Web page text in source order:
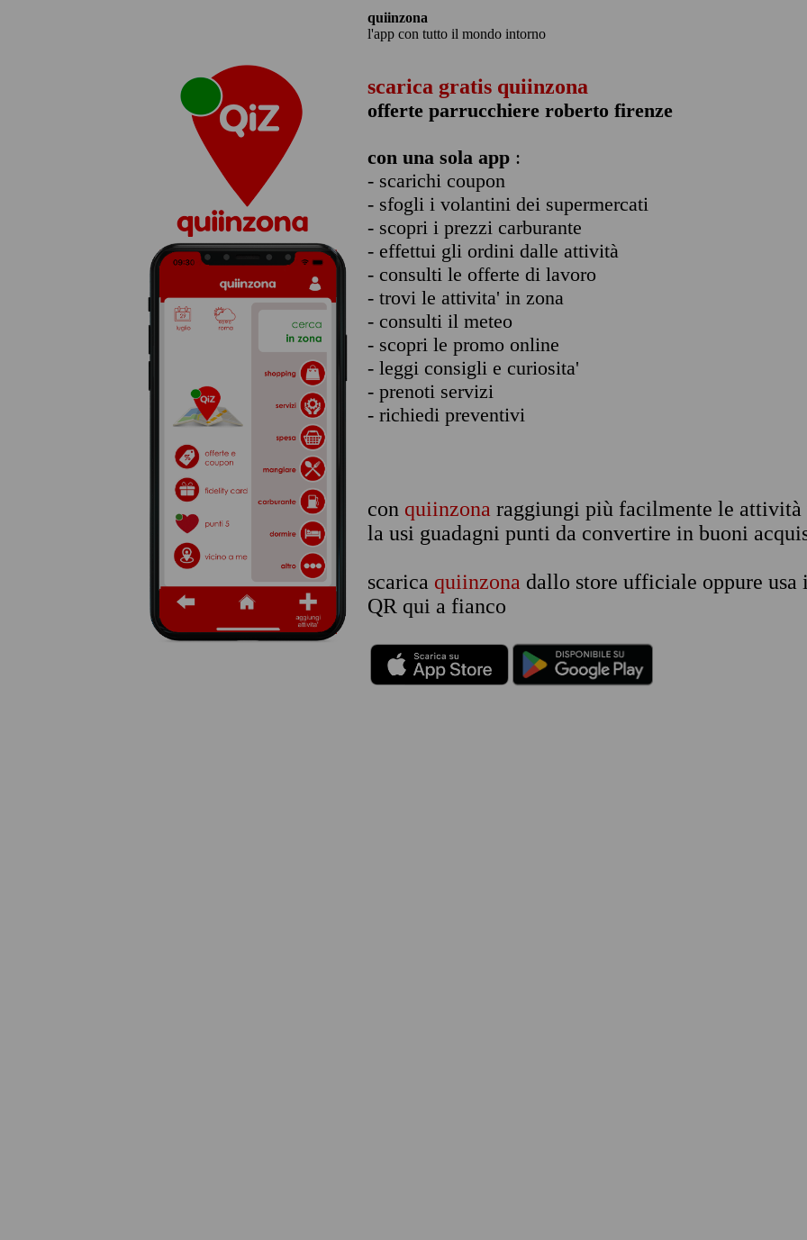
quiinzona
l'app con tutto il mondo intorno
scarica gratis quiinzona
offerte parrucchiere roberto firenze
con una sola app :
- scarichi coupon
- sfogli i volantini dei supermercati
- scopri i prezzi carburante
- effettui gli ordini dalle attività
- consulti le offerte di lavoro
- trovi le attivita' in zona
- consulti il meteo
- scopri le promo online
- leggi consigli e curiosita'
- prenoti servizi
- richiedi preventivi
con quiinzona raggiungi più facilmente le attività
la usi guadagni punti da convertire in buoni
scarica quiinzona dallo store ufficiale oppure usa
QR qui a fianco